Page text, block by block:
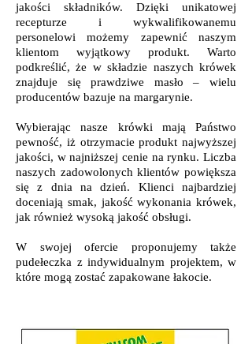
jakości składników. Dzięki unikatowej
recepturze i wykwalifikowanemu
personelowi możemy zapewnić naszym
klientom wyjątkowy produkt. Warto
podkreślić, że w składzie naszych krówek
znajduje się prawdziwe masło – wielu
producentów bazuje na margarynie.
Wybierając nasze krówki mają Państwo
pewność, iż otrzymacie produkt najwyższej
jakości, w najniższej cenie na rynku. Liczba
naszych zadowolonych klientów powiększa
się z dnia na dzień. Klienci najbardziej
doceniają smak, jakość wykonania krówek,
jak również wysoką jakość obsługi.
W swojej ofercie proponujemy także
pudełeczka z indywidualnym projektem, w
które mogą zostać zapakowane łakocie.